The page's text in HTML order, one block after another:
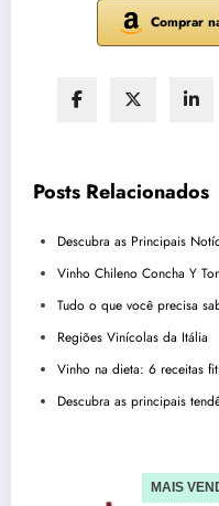
Comprar
Posts Relacionados
Descubra as Principais
Vinho Chileno Concha Y
Tudo o que você precisa
Regiões Vinícolas da Itália
Vinho na dieta: 6 receitas
Descubra as principais
MAIS